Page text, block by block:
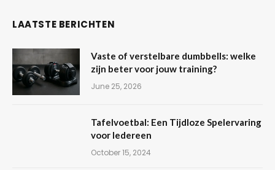
LAATSTE BERICHTEN
Vaste of verstelbare dumbbells: welke
zijn beter voor jouw training?
June 25, 2026
Tafelvoetbal: Een Tijdloze Spelervaring
voor Iedereen
October 15, 2024